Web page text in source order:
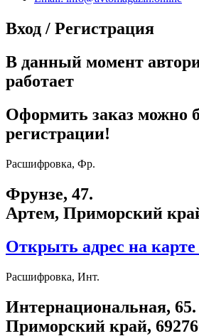
Вход / Регистрация
В данный момент
работает
Оформить заказ можно
регистрации!
Расшифровка, Фр.
Фрунзе, 47.
Артем, Приморский
Открыть адрес на карте
Расшифровка, Инт.
​Интернациональная,
Приморский край,